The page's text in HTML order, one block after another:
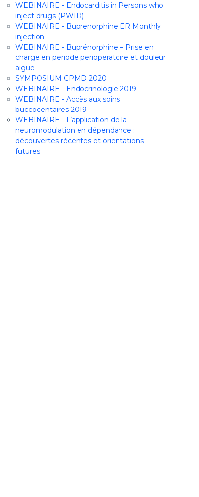
WEBINAIRE - Endocarditis in Persons who
inject drugs (PWID)
WEBINAIRE - Buprenorphine ER Monthly
injection
WEBINAIRE - Buprénorphine – Prise en
charge en période périopératoire et douleur
aiguë
SYMPOSIUM CPMD 2020
WEBINAIRE - Endocrinologie 2019
WEBINAIRE - Accès aux soins
buccodentaires 2019
WEBINAIRE - L’application de la
neuromodulation en dépendance :
découvertes récentes et orientations
futures